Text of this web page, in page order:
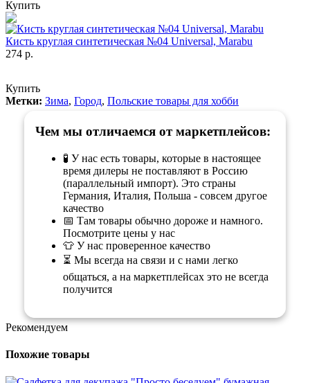
Купить
Кисть круглая синтетическая №04 Universal, Marabu
274 р.
Купить
Метки: Зима, Город, Польские товары для хобби
Чем мы отличаемся от маркетплейсов:
🧪 У нас есть товары, которые в настоящее
время дилеры не поставляют в Россию
(параллельный импорт). Это страны
Германия, Италия, Польша - совсем другое
качество
📅 Там товары обычно дороже и намного.
Посмотрите цены у нас
👕 У нас проверенное качество
⏳ Мы всегда на связи и с нами легко
общаться, а на маркетплейсах это не всегда
получится
Рекомендуем
Похожие товары